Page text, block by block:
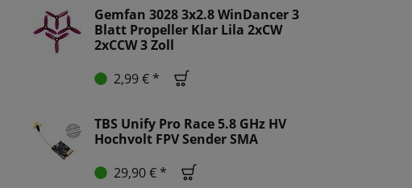
Gemfan 3028 3x2.8 WinDancer 3
Blatt Propeller Klar Lila 2xCW
2xCCW 3 Zoll
2,99 € *
TBS Unify Pro Race 5.8 GHz HV
Hochvolt FPV Sender SMA
29,90 € *